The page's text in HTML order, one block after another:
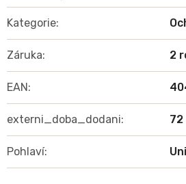
Kategorie:
Záruka: 2
EAN:
externi_doba_dodani: 72
Pohlaví: